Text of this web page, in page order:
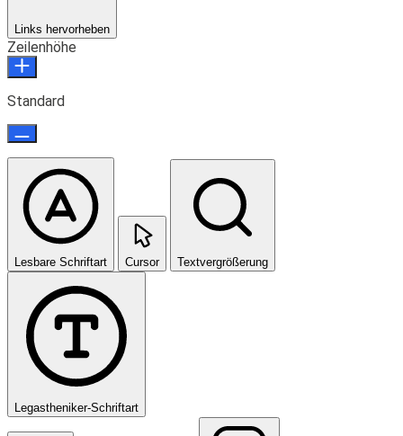
Links hervorheben
Zeilenhöhe
Standard
Lesbare Schriftart Cursor Textvergrößerung
Legastheniker-Schriftart